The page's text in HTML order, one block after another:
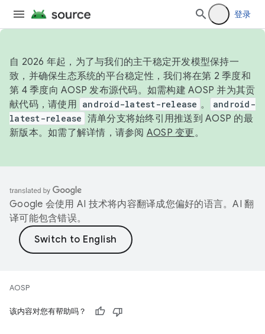
登录
自 2026 年起，为了与我们的主干稳定开发模型保持一
致，并确保生态系统的平台稳定性，我们将在第 2 季度和
第 4 季度向 AOSP 发布源代码。如需构建 AOSP 并为其贡
献代码，请使用 android-latest-release 。
android-
latest-release 清单分支将始终引用推送到 AOSP 的最
新版本。如需了解详情，请参阅 AOSP 变更。
Google 会使用 AI 技术将内容翻译成您偏好的语言。AI 翻
译可能包含错误。
AOSP
该内容对您有帮助吗？